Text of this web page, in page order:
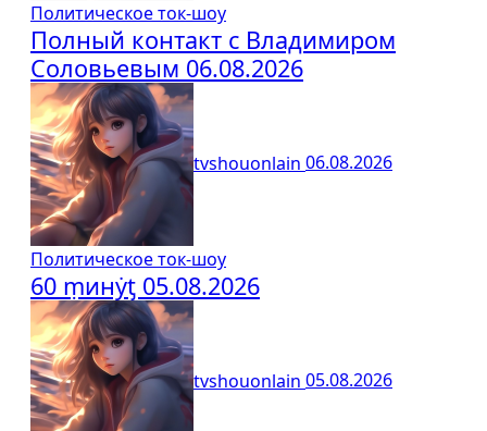
Политическое ток-шоу
Полный контакт с Владимиром
Соловьевым 06.08.2026
tvshouonlain 06.08.2026
Политическое ток-шоу
60 ṃинẏƫ 05.08.2026
tvshouonlain 05.08.2026